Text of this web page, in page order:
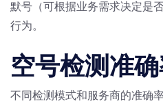
默号（可根据业务需求决定是
行为。
空号检测准
不同检测模式和服务商的准确